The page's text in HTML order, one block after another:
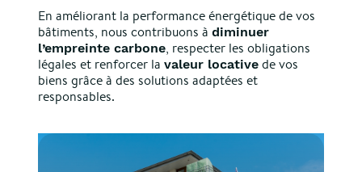
En améliorant la performance énergétique de vos
bâtiments, nous contribuons à diminuer
l’empreinte carbone, respecter les obligations
légales et renforcer la valeur locativede vos
biens grâce à des solutions adaptées et
responsables.